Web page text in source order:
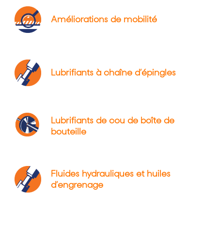
Améliorations de mobilité
Lubrifiants à chaîne d’épingles
Lubrifiants de cou de boîte de
bouteille
Fluides hydrauliques et huiles
d’engrenage